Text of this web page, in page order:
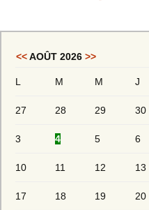
<<AOÛT 2026 >>
L M M J
27 28 29 30
3 4 5 6
10 11 12 13
17 18 19 20